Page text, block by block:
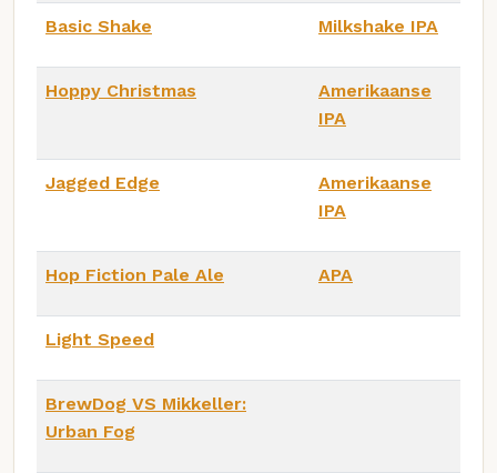
Basic Shake Milkshake IPA
Hoppy Christmas
Amerikaanse
IPA
Jagged Edge
Amerikaanse
IPA
Hop Fiction Pale Ale APA
Light Speed
BrewDog VS Mikkeller:
Urban Fog